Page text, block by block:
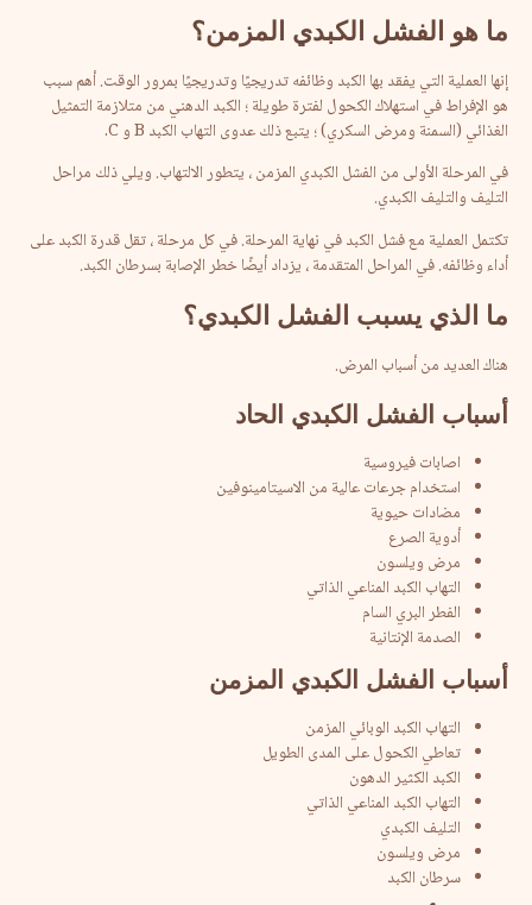
ما هو الفشل الكبدي المزمن؟
إنها العملية التي يفقد بها الكبد وظائفه تدريجيًا وتدريجيًا بمرور الوقت. أهم سبب
هو الإفراط في استهلاك الكحول لفترة طويلة ؛ الكبد الدهني من متلازمة التمثيل
الغذائي (السمنة ومرض السكري) ؛ يتبع ذلك عدوى التهاب الكبد B و C.
في المرحلة الأولى من الفشل الكبدي المزمن ، يتطور الالتهاب. ويلي ذلك مراحل
التليف والتليف الكبدي.
تكتمل العملية مع فشل الكبد في نهاية المرحلة. في كل مرحلة ، تقل قدرة الكبد على
أداء وظائفه. في المراحل المتقدمة ، يزداد أيضًا خطر الإصابة بسرطان الكبد.
ما الذي يسبب الفشل الكبدي؟
هناك العديد من أسباب المرض.
أسباب الفشل الكبدي الحاد
اصابات فيروسية
استخدام جرعات عالية من الاسيتامينوفين
مضادات حيوية
أدوية الصرع
مرض ويلسون
التهاب الكبد المناعي الذاتي
الفطر البري السام
الصدمة الإنتانية
أسباب الفشل الكبدي المزمن
التهاب الكبد الوبائي المزمن
تعاطي الكحول على المدى الطويل
الكبد الكثير الدهون
التهاب الكبد المناعي الذاتي
التليف الكبدي
مرض ويلسون
سرطان الكبد